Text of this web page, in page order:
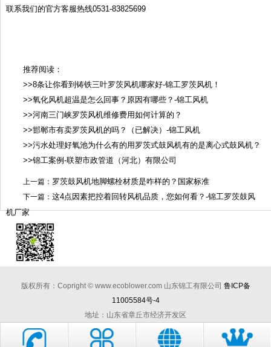
联系我们的官方客服热线0531-83825699
推荐阅读：
>>8条让你看到铸铁三叶罗茨风机哪家好-锦工罗茨风机！
>>氧化风机超温是怎么回事？原因有哪些？-锦工风机
>>河南三门峡罗茨风机维修费用如何计算的？
>>邯郸市有卖罗茨风机的吗？（已解决）-锦工风机
>>污水处理好氧池为什么有的用罗茨式鼓风机有的是离心式鼓风机？
>>锦工案例-联塑市政管道（河北）有限公司
上一篇： 罗茨鼓风机地脚螺栓材质是咋样的？国家标准
下一篇： 这4点因素把控着回转风机品质，您如何看？-锦工罗茨鼓风
机厂家
版权所有：Copright © www.ecoblower.com 山东锦工有限公司 鲁ICP备
11005584号-4
地址：山东省章丘市经济开发区
电话：0531-83825699 传真：0531-83211205
锦工专业制造
三叶罗茨风机、罗茨鼓风机、回转式鼓风机、罗茨真空泵、风